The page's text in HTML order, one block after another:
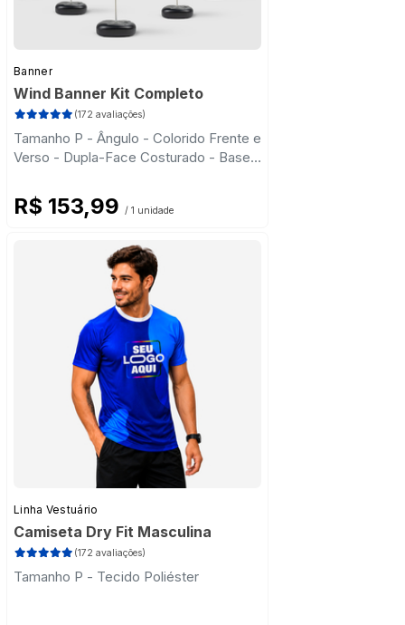
Banner
Wind Banner Kit Completo
(172 avaliações)
Tamanho P - Ângulo - Colorido Frente e
Verso - Dupla-Face Costurado - Base
R$ 153,99 / 1 unidade
Linha Vestuário
Camiseta Dry Fit Masculina
(172 avaliações)
Tamanho P - Tecido Poliéster